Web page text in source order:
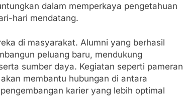
dalam memperkaya pengetahuan
hari mendatang.
di masyarakat. Alumni yang berhasil
peluang baru, mendukung
sumber daya. Kegiatan seperti pameran
membantu hubungan di antara
karier yang lebih optimal